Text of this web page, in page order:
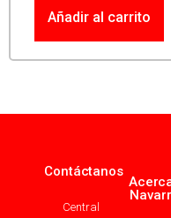
Añadir al carrito
Contáctanos
Central